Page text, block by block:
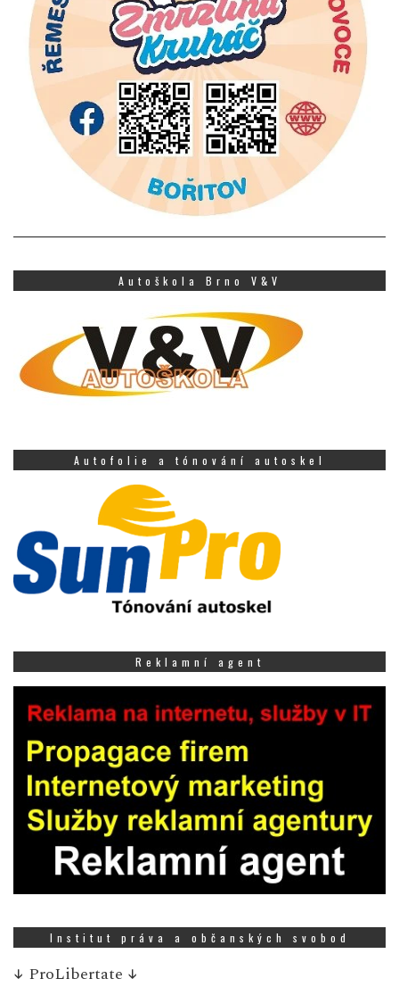
Autoškola Brno V&V
Autofolie a tónování autoskel
Reklamní agent
Institut práva a občanských svobod
↓ ProLibertate ↓